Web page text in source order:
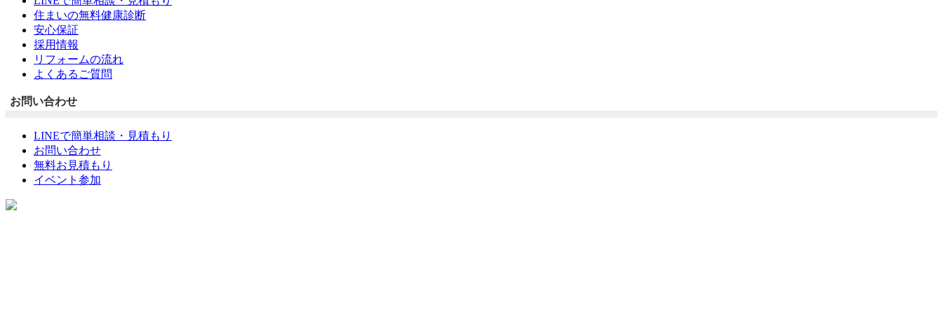
住まいの無料健康診断
安心保証
採用情報
リフォームの流れ
よくあるご質問
お問い合わせ
LINEで簡単相談・見積もり
お問い合わせ
無料お見積もり
イベント参加